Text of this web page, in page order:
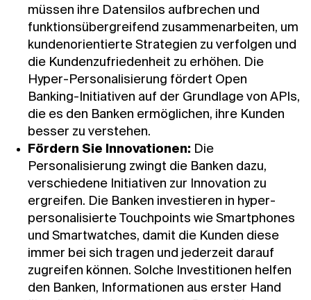
müssen ihre Datensilos aufbrechen und
funktionsübergreifend zusammenarbeiten, um
kundenorientierte Strategien zu verfolgen und
die Kundenzufriedenheit zu erhöhen. Die
Hyper-Personalisierung fördert Open
Banking-Initiativen auf der Grundlage von APIs,
die es den Banken ermöglichen, ihre Kunden
besser zu verstehen.
Fördern Sie Innovationen: Die
Personalisierung zwingt die Banken dazu,
verschiedene Initiativen zur Innovation zu
ergreifen. Die Banken investieren in hyper-
personalisierte Touchpoints wie Smartphones
und Smartwatches, damit die Kunden diese
immer bei sich tragen und jederzeit darauf
zugreifen können. Solche Investitionen helfen
den Banken, Informationen aus erster Hand